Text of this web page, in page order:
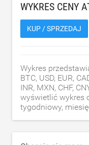
WYKRES CENY
KUP / SPRZEDAJ
Wykres
BTC, USD, EUR,
INR, MXN, CHF,
wyświetlić wykres
tygodniowy,